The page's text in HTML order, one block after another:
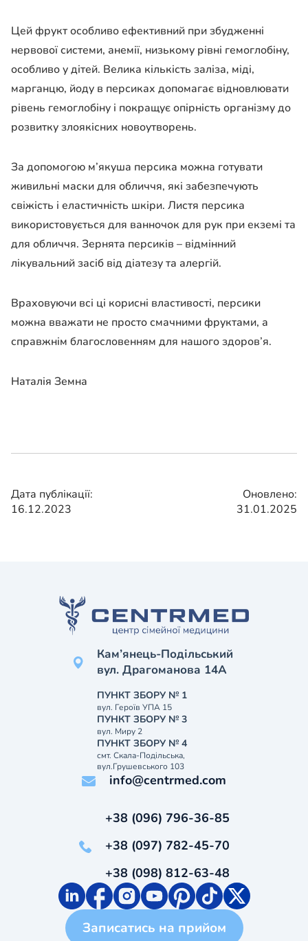
Цей фрукт особливо ефективний при збудженні
нервової системи, анемії, низькому рівні гемоглобіну,
особливо у дітей. Велика кількість заліза, міді,
марганцю, йоду в персиках допомагає відновлювати
рівень гемоглобіну і покращує опірність організму до
розвитку злоякісних новоутворень.
За допомогою м’якуша персика можна готувати
живильні маски для обличчя, які забезпечують
свіжість і еластичність шкіри. Листя персика
використовується для ванночок для рук при екземі та
для обличчя. Зернята персиків – відмінний
лікувальний засіб від діатезу та алергій.
Враховуючи всі ці корисні властивості, персики
можна вважати не просто смачними фруктами, а
справжнім благословенням для нашого здоров’я.
Наталія Земна
Дата публікації:
16.12.2023
Оновлено:
31.01.2025
Кам’янець-Подільський
вул. Драгоманова 14А
ПУНКТ ЗБОРУ № 1
вул. Героїв УПА 15
ПУНКТ ЗБОРУ № 3
вул. Миру 2
ПУНКТ ЗБОРУ № 4
смт. Скала-Подільська,
вул.Грушевського 103
info@centrmed.com
+38 (096) 796-36-85
+38 (097) 782-45-70
+38 (098) 812-63-48
Записатись на прийом